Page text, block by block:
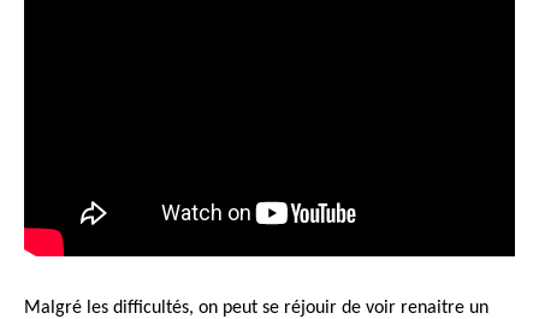
Malgré les difficultés, on peut se réjouir de voir renaitre un